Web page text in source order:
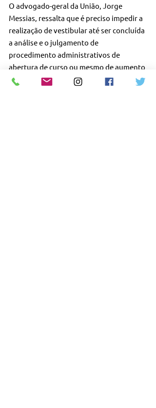
O advogado-geral da União, Jorge
Messias, ressalta que é preciso impedir a
realização de vestibular até ser concluída
a análise e o julgamento de
procedimento administrativos de
abertura de curso ou mesmo de aumento
de vagas. De acordo com o MEC, até